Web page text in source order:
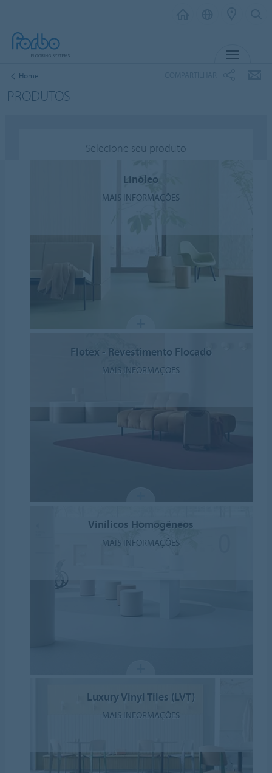
Home
PRODUTOS
Selecione seu produto
Linóleo
MAIS INFORMAÇÕES
Flotex - Revestimento Flocado
MAIS INFORMAÇÕES
Vinílicos Homogêneos
MAIS INFORMAÇÕES
Luxury Vinyl Tiles (LVT)
MAIS INFORMAÇÕES